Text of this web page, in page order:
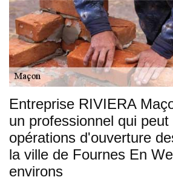
Entreprise RIVIERA
un professionnel qui
opérations d'ouverture
la ville de Fournes En
environs